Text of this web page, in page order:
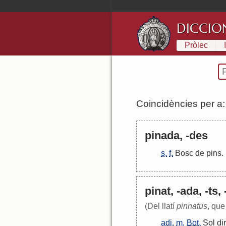
Pròlec
Coincidències per
pinada, -des
s. f. Bosc de pins.
pinat, -ada, -ts,
(Del llatí pinnatus,
adj. m. Bot. Sol dir